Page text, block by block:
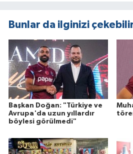
Bunlar da ilginizi
Başkan Doğan: "Türkiye ve
Avrupa'da uzun yıllardır
böylesi görülmedi"